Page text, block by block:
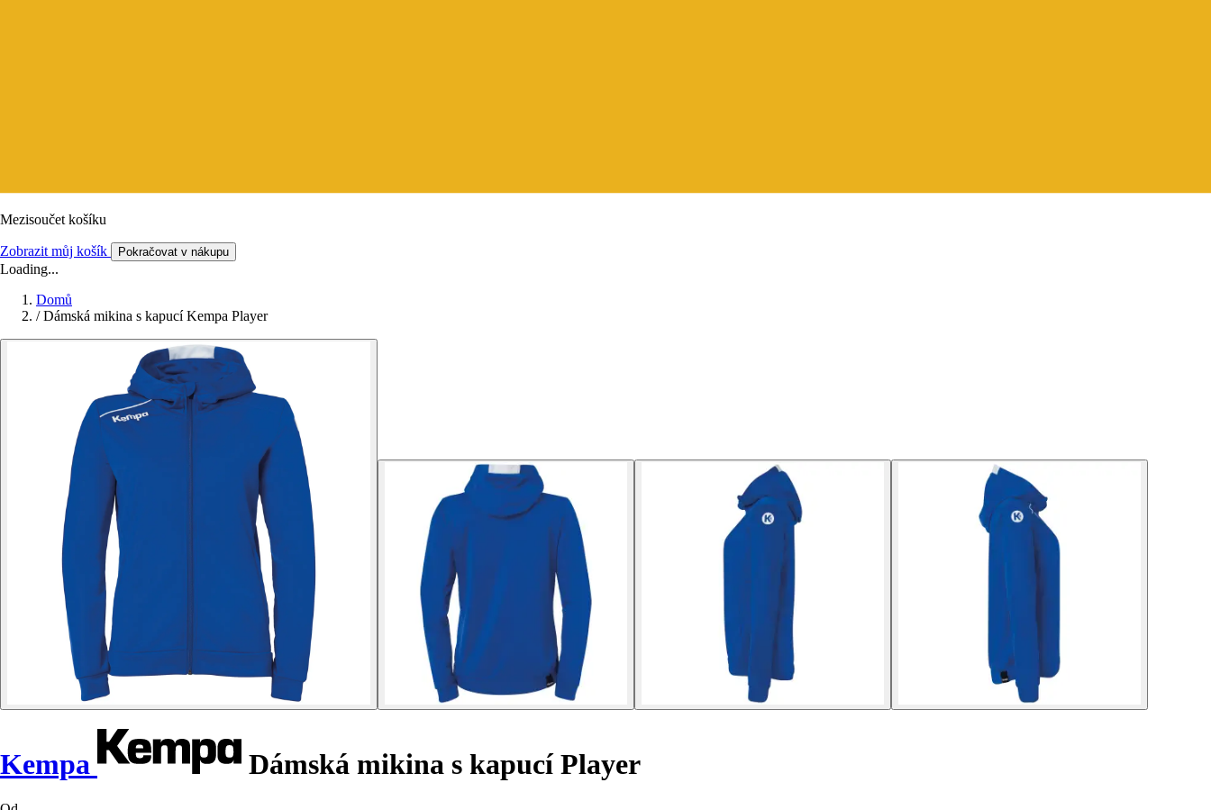
Mezisoučet košíku
Zobrazit můj košík Pokračovat v nákupu
Loading...
Domů
/ Dámská mikina s kapucí Kempa Player
Kempa Dámská mikina s kapucí Player